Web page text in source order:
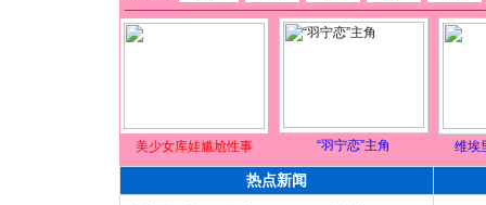
美少女库娃尴尬性事 “羽宁恋”主角 维埃
热点新闻